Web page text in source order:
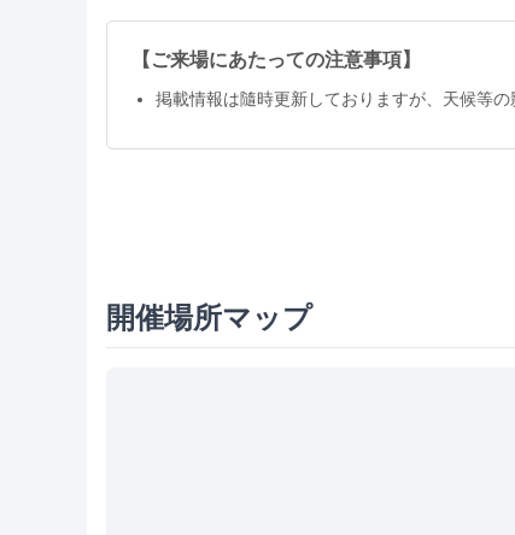
【ご来場にあたっての注意事項】
掲載情報は隨時更新しておりますが、天候等
開催場所マップ